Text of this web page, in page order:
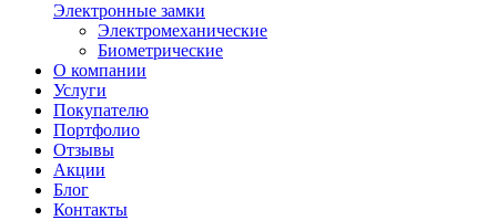
Электронные замки
Электромеханические
Биометрические
О компании
Услуги
Покупателю
Портфолио
Отзывы
Акции
Блог
Контакты